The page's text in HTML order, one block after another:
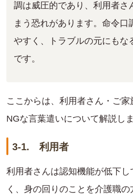
調は威圧的であり、利用者さ
まう恐れがあります。命令口
やすく、トラブルの元にもな
です。
ここからは、利用者さん・ご
NGな言葉遣いについて解説しま
3-1. 利用者
利用者さんは認知機能が低下し
く、身の回りのことを介護職